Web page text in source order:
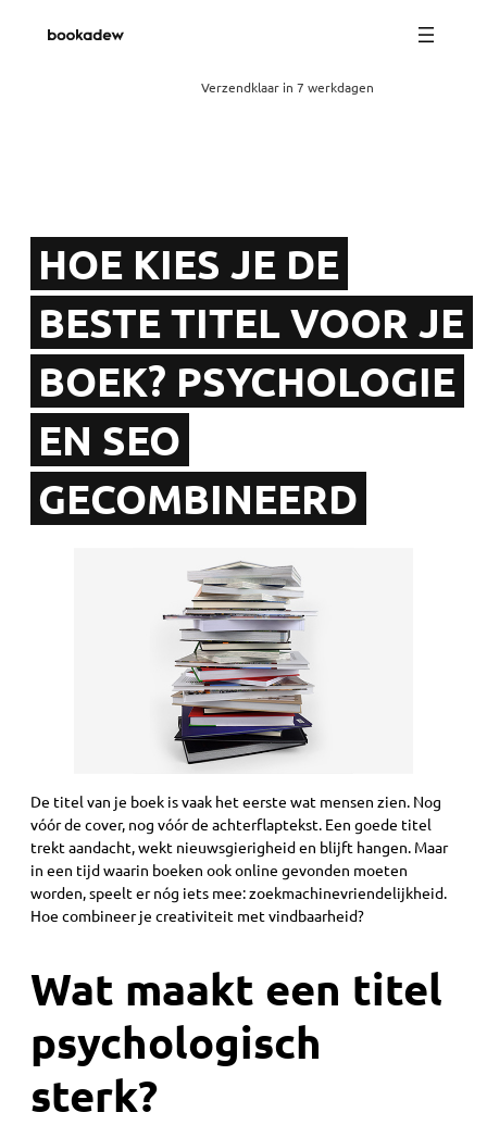
Verzendklaar in 7 werkdagen
HOE KIES JE DE
BESTE TITEL VOOR JE
BOEK? PSYCHOLOGIE
EN SEO
GECOMBINEERD
De titel van je boek is vaak het eerste wat mensen zien. Nog
vóór de cover, nog vóór de achterflaptekst. Een goede titel
trekt aandacht, wekt nieuwsgierigheid en blijft hangen. Maar
in een tijd waarin boeken ook online gevonden moeten
worden, speelt er nóg iets mee: zoekmachinevriendelijkheid.
Hoe combineer je creativiteit met vindbaarheid?
Wat maakt een titel
psychologisch
sterk?